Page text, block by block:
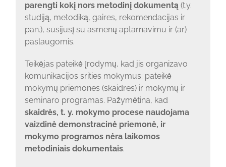
parengti kokį nors metodinį dokumentą(t.y.
studiją, metodiką, gaires, rekomendacijas ir
pan.), susijusį su asmenų aptarnavimu ir (ar)
paslaugomis.
Teikėjas pateikė įrodymų, kad jis organizavo
komunikacijos srities mokymus: pateikė
mokymų priemones (skaidres) ir mokymų ir
seminaro programas. Pažymėtina, kad
skaidrės, t. y. mokymo procese naudojama
vaizdinė demonstracinė priemonė, ir
mokymo programos nėra laikomos
metodiniais dokumentais.